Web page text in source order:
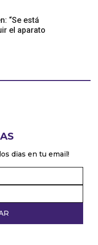
“Se está
el aparato
dias en tu email!